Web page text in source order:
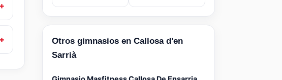
Otros gimnasios en Callosa d'en
Sarrià